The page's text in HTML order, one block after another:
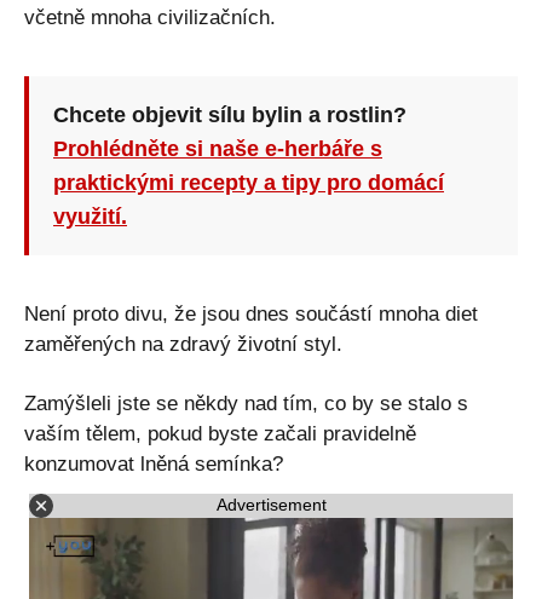
včetně mnoha civilizačních.
Chcete objevit sílu bylin a rostlin?
Prohlédněte si naše e-herbáře s
praktickými recepty a tipy pro domácí
využití.
Není proto divu, že jsou dnes součástí mnoha diet
zaměřených na zdravý životní styl.
Zamýšleli jste se někdy nad tím, co by se stalo s
vaším tělem, pokud byste začali pravidelně
konzumovat lněná semínka?
Advertisement